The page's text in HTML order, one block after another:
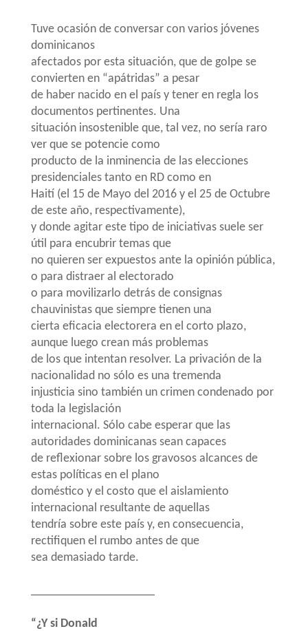
Tuve ocasión de conversar con varios jóvenes
dominicanos
afectados por esta situación, que de golpe se
convierten en “apátridas” a pesar
de haber nacido en el país y tener en regla los
documentos pertinentes. Una
situación insostenible que, tal vez, no sería raro
ver que se potencie como
producto de la inminencia de las elecciones
presidenciales tanto en RD como en
Haití (el 15 de Mayo del 2016 y el 25 de Octubre
de este año, respectivamente),
y donde agitar este tipo de iniciativas suele ser
útil para encubrir temas que
no quieren ser expuestos ante la opinión pública,
o para distraer al electorado
o para movilizarlo detrás de consignas
chauvinistas que siempre tienen una
cierta eficacia electorera en el corto plazo,
aunque luego crean más problemas
de los que intentan resolver. La privación de la
nacionalidad no sólo es una tremenda
injusticia sino también un crimen condenado por
toda la legislación
internacional. Sólo cabe esperar que las
autoridades dominicanas sean capaces
de reflexionar sobre los gravosos alcances de
estas políticas en el plano
doméstico y el costo que el aislamiento
internacional resultante de aquellas
tendría sobre este país y, en consecuencia,
rectifiquen el rumbo antes de que
sea demasiado tarde.
“¿Y si Donald